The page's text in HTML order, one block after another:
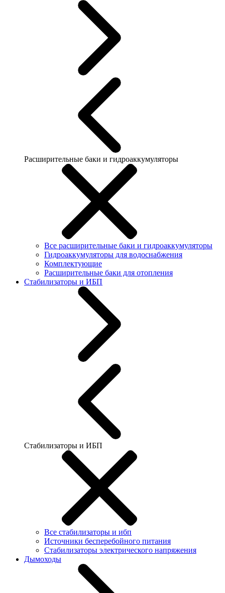
Расширительные баки и гидроаккумуляторы
Все расширительные баки и гидроаккумуляторы
Гидроаккумуляторы для водоснабжения
Комплектующие
Расширительные баки для отопления
Стабилизаторы и ИБП
Стабилизаторы и ИБП
Все стабилизаторы и ибп
Источники бесперебойного питания
Стабилизаторы электрического напряжения
Дымоходы